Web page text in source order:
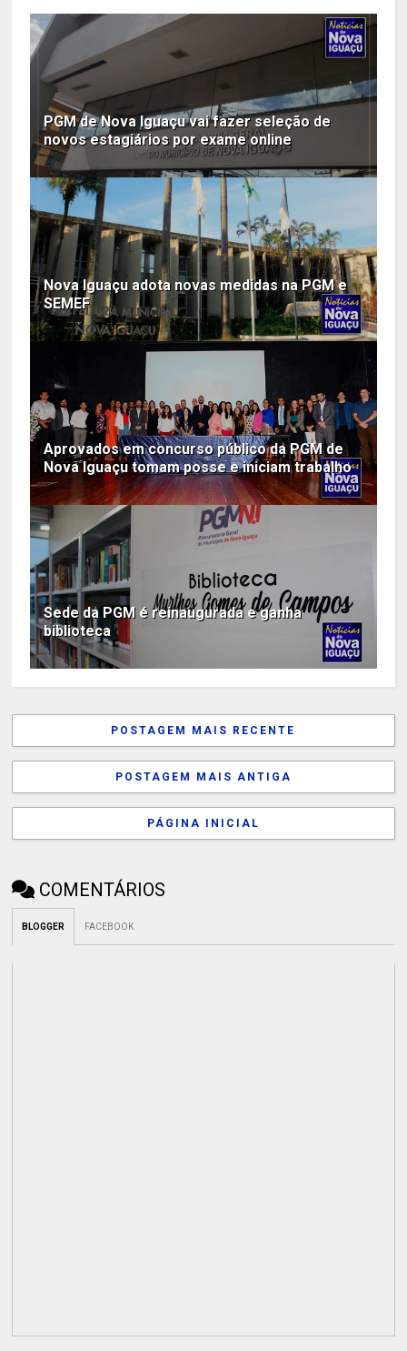
PGM de Nova Iguaçu vai fazer seleção de
novos estagiários por exame online
Nova Iguaçu adota novas medidas na PGM e
SEMEF
Aprovados em concurso público da PGM de
Nova Iguaçu tomam posse e iniciam trabalho
Sede da PGM é reinaugurada e ganha
biblioteca
POSTAGEM MAIS RECENTE
POSTAGEM MAIS ANTIGA
PÁGINA INICIAL
COMENTÁRIOS
BLOGGER FACEBOOK